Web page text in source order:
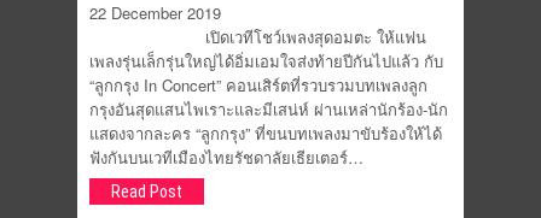
22 December 2019
เปิดเวทีโชว์เพลงสุดอมตะ ให้แฟน
เพลงรุ่นเล็กรุ่นใหญ่ได้อิ่มเอมใจส่งท้ายปีกันไปแล้ว กับ
“ลูกกรุง In Concert” คอนเสิร์ตที่รวบรวมบทเพลงลูก
กรุงอันสุดแสนไพเราะและมีเสน่ห์ ผ่านเหล่านักร้อง-นัก
แสดงจากละคร “ลูกกรุง” ที่ขนบทเพลงมาขับร้องให้ได้
ฟังกันบนเวทีเมืองไทยรัชดาลัยเธียเตอร์…
Read Post